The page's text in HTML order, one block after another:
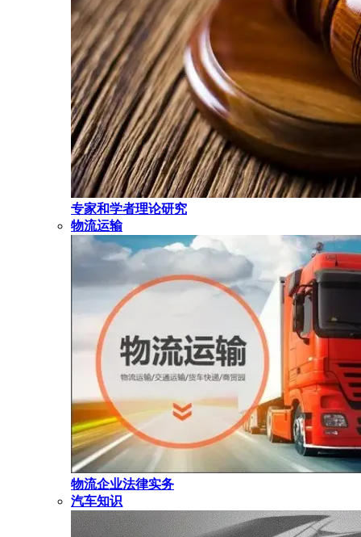
专家和学者理论研究
物流运输
物流企业法律实务
汽车知识